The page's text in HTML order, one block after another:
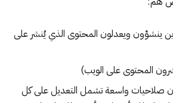
ينشؤون ويعدلون المحتوى الذي يُنشر على
المحتوى على الويب)
صلاحيات واسعة تشمل التعديل على كل